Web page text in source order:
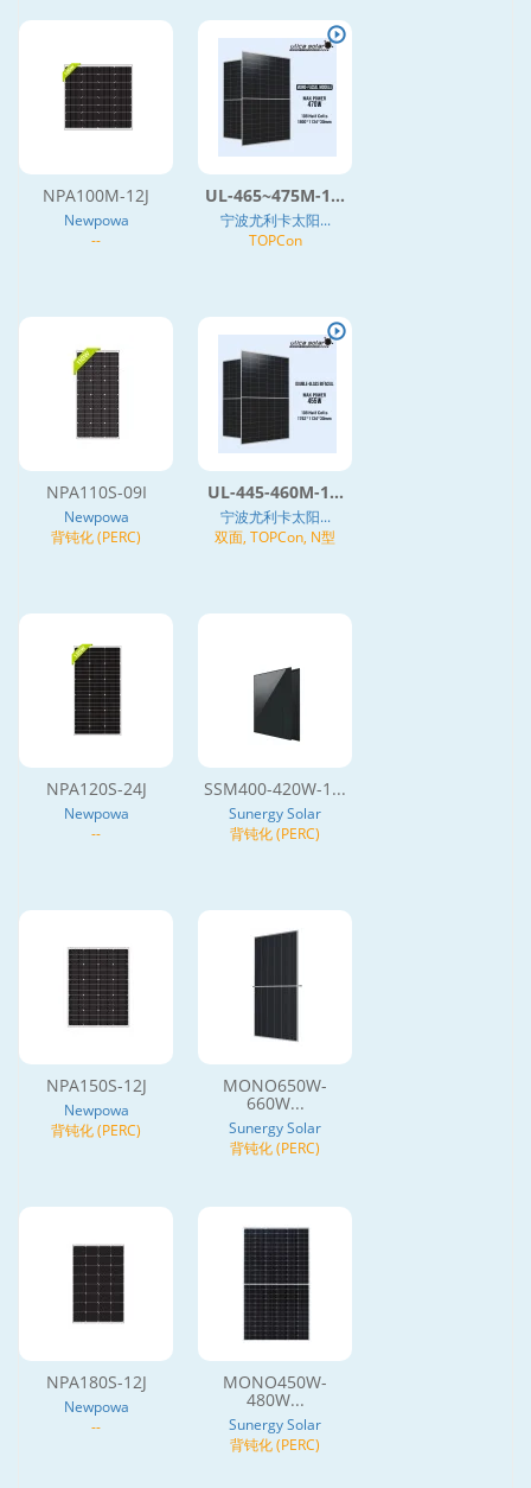
NPA100M-12J
Newpowa
--
UL-465~475M-1...
宁波尤利卡太阳...
TOPCon
NPA110S-09I
Newpowa
背钝化 (PERC)
UL-445-460M-1...
宁波尤利卡太阳...
双面, TOPCon, N型
NPA120S-24J
Newpowa
--
SSM400-420W-1...
Sunergy Solar
背钝化 (PERC)
NPA150S-12J
Newpowa
背钝化 (PERC)
MONO650W-
660W...
Sunergy Solar
背钝化 (PERC)
NPA180S-12J
Newpowa
--
MONO450W-
480W...
Sunergy Solar
背钝化 (PERC)